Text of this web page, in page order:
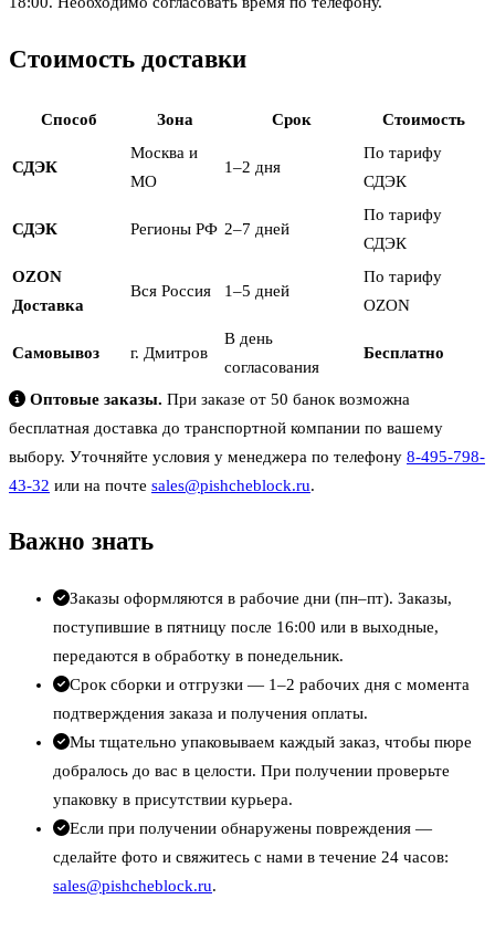
Стоимость доставки
Способ Зона Срок Стоимость
СДЭК
Москва и
МО
1–2 дня
По тарифу
СДЭК
СДЭК Регионы РФ 2–7 дней
По тарифу
СДЭК
OZON
Доставка
Вся Россия 1–5 дней
По тарифу
OZON
Самовывоз г. Дмитров
В день
согласования
Бесплатно
Оптовые заказы. При заказе от 50 банок возможна
бесплатная доставка до транспортной компании по вашему
выбору. Уточняйте условия у менеджера по телефону 8-495-798-
43-32 или на почте sales@pishcheblock.ru.
Важно знать
Заказы оформляются в рабочие дни (пн–пт). Заказы,
поступившие в пятницу после 16:00 или в выходные,
передаются в обработку в понедельник.
Срок сборки и отгрузки — 1–2 рабочих дня с момента
подтверждения заказа и получения оплаты.
Мы тщательно упаковываем каждый заказ, чтобы пюре
добралось до вас в целости. При получении проверьте
упаковку в присутствии курьера.
Если при получении обнаружены повреждения —
сделайте фото и свяжитесь с нами в течение 24 часов:
sales@pishcheblock.ru.